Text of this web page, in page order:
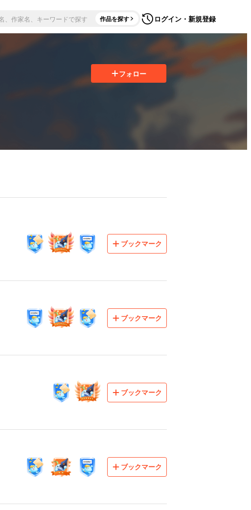
作品を探す ログイン・新規登録
フォロー
ブックマーク
ブックマーク
ブックマーク
ブックマーク